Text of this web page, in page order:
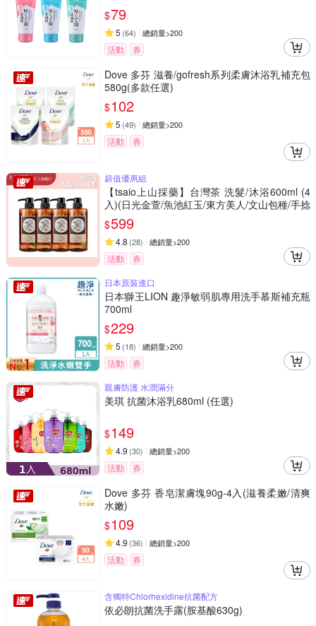
$79
5 (64) 總銷量>200
活動 券
Dove 多芬 滋養/gofresh系列柔膚沐浴乳補充包
580g(多款任選)
$102
5 (49) 總銷量>200
活動 券
超值優惠組
【tsaio上山採藥】台灣茶 洗髮/沐浴600ml (4
入)(日光金萱/魚池紅玉/東方美人/文山包種/手捻
花/冷泉玉露/國寶茶/烏龍茶)
$599
4.8 (28) 總銷量>200
活動
券
日本原裝進口
日本獅王LION 趣淨敏弱肌專用洗手慕斯補充瓶
700ml
$229
5 (18) 總銷量>200
活動
券
親膚防護 水潤滿分
美琪 抗菌沐浴乳680ml (任選)
$149
4.9 (30) 總銷量>200
活動 券
Dove 多芬 香皂潔膚塊90g-4入(滋養柔嫩/清爽
水嫩)
$109
4.9 (36) 總銷量>200
活動 券
含獨特Chlorhexidine抗菌配方
依必朗抗菌洗手露(胺基酸630g)